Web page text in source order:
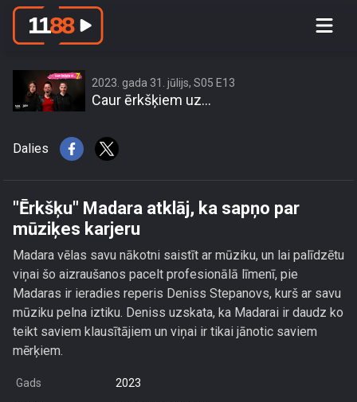
\"Ērkšķu\" Madara atklāj, ka sapņo par
2023. gada 31. jūlijs, S05 E13
Caur ērkšķiem uz...
Dalies
"Ērkšķu" Madara atklāj, ka sapņo par
mūziķes karjeru
Madara vēlas savu nākotni saistīt ar mūziku, un lai palīdzētu
viņai šo aizraušanos pacelt profesionālā līmenī, pie
Madaras ir ieradies reperis Deniss Stepanovs, kurš ar savu
mūziku pelna iztiku. Deniss uzskata, ka Madarai ir daudz ko
teikt saviem klausītājiem un viņai ir tikai jānotic saviem
mērķiem.
Gads 2023